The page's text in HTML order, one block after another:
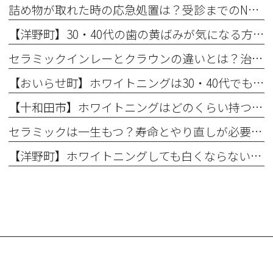
詰め物が取れた時の応急処置は？受診までのNG行動と放置リスク
【洋野町】30・40代の歯の黄ばみが気になる方へ｜ホワイトニングで変わる歯と印象
セラミックインレーとクラウンの違いとは？治療範囲別に適した選択肢を解説
【おいらせ町】ホワイトニングは30・40代でも効果ある？年代別の特徴と始める前に知っておきたいこと
【十和田市】ホワイトニングはどのくらい持つ？持続期間と長持ちさせるコツ
セラミックは一生もつ？寿命とやり直しが必要になるケース
【洋野町】ホワイトニングしても白くならない理由とは？効果が出にくい人の特徴